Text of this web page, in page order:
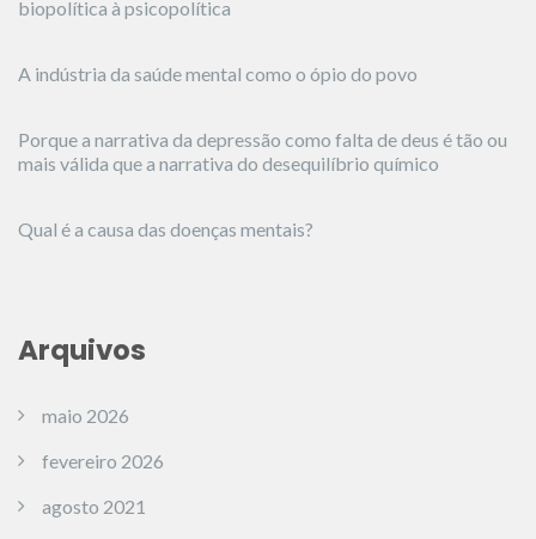
biopolítica à psicopolítica
A indústria da saúde mental como o ópio do povo
Porque a narrativa da depressão como falta de deus é tão ou
mais válida que a narrativa do desequilíbrio químico
Qual é a causa das doenças mentais?
Arquivos
maio 2026
fevereiro 2026
agosto 2021